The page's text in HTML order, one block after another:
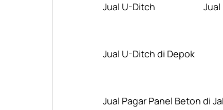
Jual U-Ditch
Jual U-Ditch di Depok
Jual Pagar Panel Beton di